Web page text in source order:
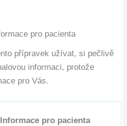
pro pacienta
přípravek užívat, si pečlivě
informaci, protože
pro Vás.
Informace pro pacienta